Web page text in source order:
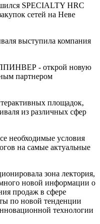
SPECIALTY HRC
сетей на Неве
выступила компания
- открой новую
партнером
площадок,
из различных сфер
необходимые условия
на самые актуальные
зона лектория,
новой информации о
продаж в сфере
по новой тенденции
технологии